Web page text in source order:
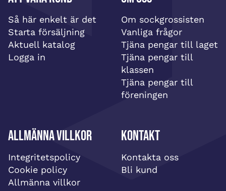
Så här enkelt är det
Starta försäljning
Aktuell katalog
Logga in
Om sockgrossisten
Vanliga frågor
Tjäna pengar till laget
Tjäna pengar till
klassen
Tjäna pengar till
föreningen
Allmänna villkor
Integritetspolicy
Cookie policy
Allmänna villkor
Kontakt
Kontakta oss
Bli kund